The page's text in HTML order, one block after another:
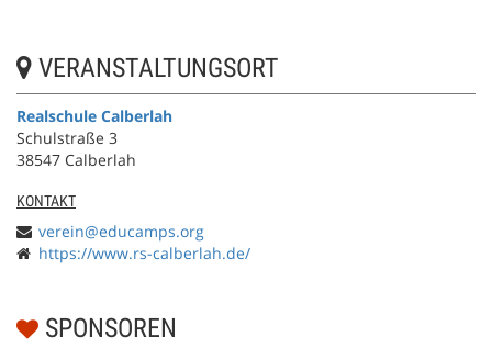
VERANSTALTUNGSORT
Realschule Calberlah
Schulstraße 3
38547 Calberlah
KONTAKT
verein@educamps.org
https://www.rs-calberlah.de/
SPONSOREN